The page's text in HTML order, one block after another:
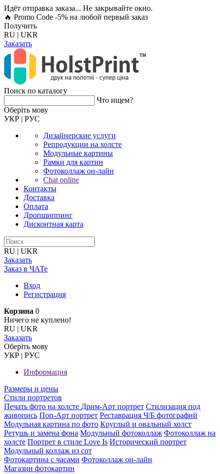
Идёт отправка заказа... Не закрывайте окно.
🔥 Promo Code -5% на любой первый заказ
Получить
RU | UKR
Заказать
Поиск по каталогу
Что ищем?
Оберiть мову
УКР | РУС
Дизайнерские услуги
Репродукции на холсте
Модульные картины
Рамки для картин
Фотоколлаж он-лайн
Chat online
Контакты
Доставка
Оплата
Дропшиппинг
Дисконтная карта
RU | UKR
Заказать
Заказ в ЧАТе
Вход
Регистрация
Корзина 0
Ничего не куплено!
RU | UKR
Заказать
Оберiть мову
УКР | РУС
Информация
Размеры и цены
Стили портретов
Печать фото на холсте Дрим-Арт портрет Стилизация под
живопись Поп-Арт портрет Реставрация Ч/Б фотографий
Модульная картина по фото Круглый и овальный холст
Ретушь и замена фона Модульный фотоколлаж Фотоколлаж на
холсте Портрет в стиле Love Is Исторический портрет
Модульный коллаж из сот
Фотокартина с часами Фотоколлаж он-лайн
Магазин фотокартин